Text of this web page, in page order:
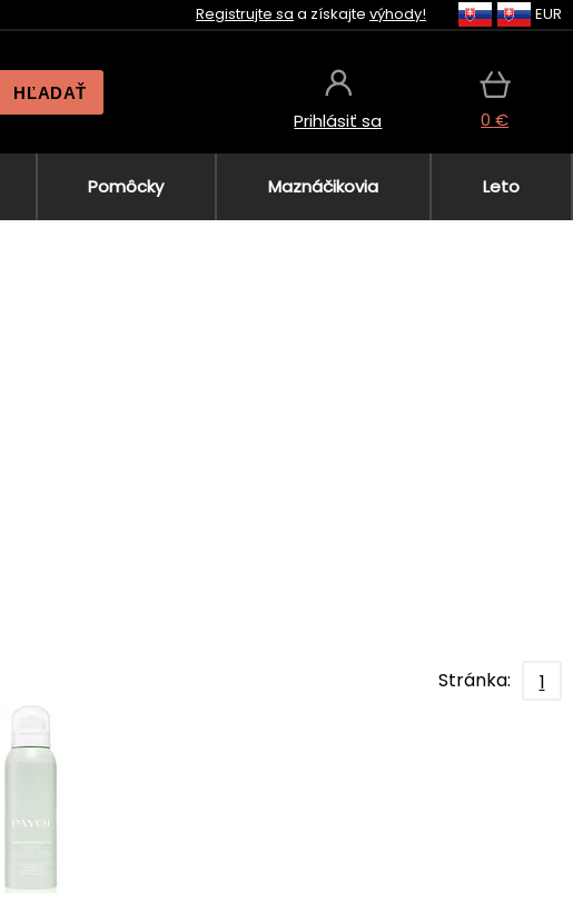
Registrujte sa a získajte výhody! EUR
HĽADAŤ
Prihlásiť sa 0 €
Pomôcky Maznáčikovia Leto
Stránka:
1